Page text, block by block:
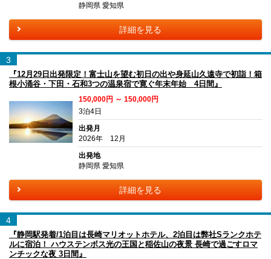
静岡県 愛知県
詳細を見る
3
『12月29日出発限定！富士山を望む初日の出や身延山久遠寺で初詣！箱
根小涌谷・下田・石和3つの温泉宿で寛ぐ年末年始 4日間』
150,000円 ～ 150,000円
3泊4日
出発月
2026年 12月
出発地
静岡県 愛知県
詳細を見る
4
『静岡駅発着/1泊目は長崎マリオットホテル、2泊目は弊社Sランクホテ
ルに宿泊！ ハウステンボス光の王国と稲佐山の夜景 長崎で過ごすロマ
ンチックな夜 3日間』